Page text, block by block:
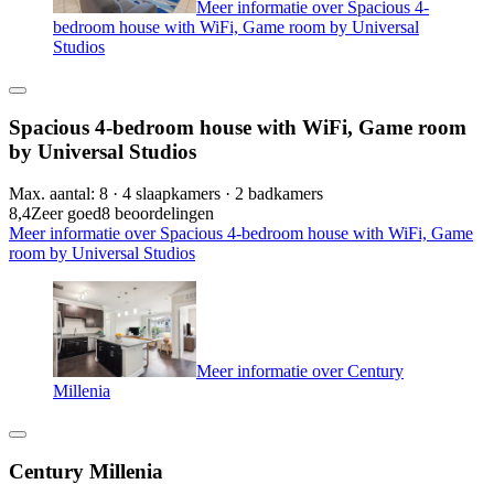
Meer informatie over Spacious 4-
bedroom house with WiFi, Game room by Universal
Studios
Spacious 4-bedroom house with WiFi, Game room
by Universal Studios
Max. aantal: 8 · 4 slaapkamers · 2 badkamers
8,4Zeer goed8 beoordelingen
Meer informatie over Spacious 4-bedroom house with WiFi, Game
room by Universal Studios
Meer informatie over Century
Millenia
Century Millenia